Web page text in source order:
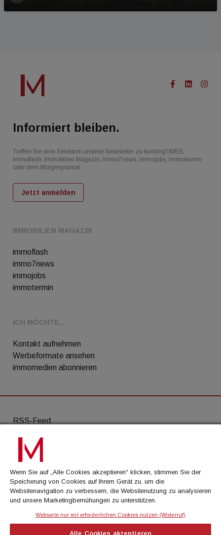
IMMOBILIEN MAGAZIN
immoflash
immo7news
immojobs
immotermin
ICH MÖCHTE...
Kontakt aufnehmen
Werbeformate ansehen
immomedien abonnieren
Informiert bleiben.
Treffen Sie eine Selektion unserer Newsletter zu buildingTIMES,
immoflash, Immobilien Magazin, immo7news, immojobs, immotermin
oder dem Morgenjournal
Jetzt anmelden
RSS-Feed
AGB
Datenschutz
Kontakt
Impressum
Wenn Sie auf „Alle Cookies akzeptieren“ klicken, stimmen Sie der
Speicherung von Cookies auf Ihrem Gerät zu, um die
Websitenavigation zu verbessern, die Websitenutzung zu analysieren
und unsere Marketingbemühungen zu unterstützen.
Webseite nur mit erforderlichen Cookies nutzen (Widerruf)
Alle Cookies akzeptieren